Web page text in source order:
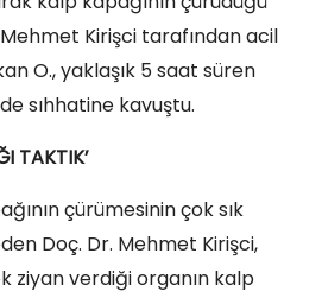
Kirişci tarafından acil
O., yaklaşık 5 saat süren
sıhhatine kavuştu.
TAKTIK’
çürümesinin çok sık
Doç. Dr. Mehmet Kirişci,
ziyan verdiği organın kalp